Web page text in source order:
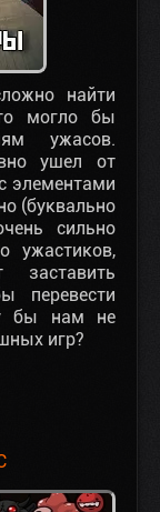
найти
могло бы
ужасов.
ушел от
элементами
(буквально
сильно
ужастиков,
заставить
перевести
бы нам не
игр?